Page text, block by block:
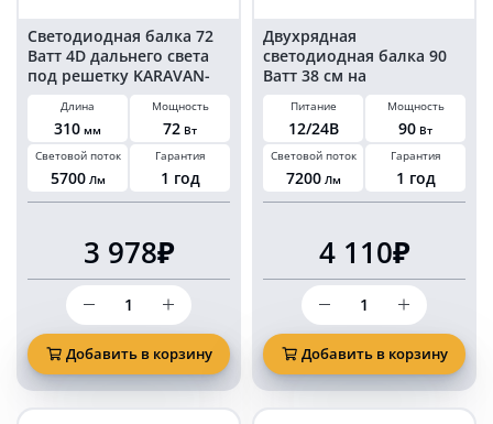
Светодиодная балка 72
Ватт 4D дальнего света
под решетку KARAVAN-
BL177572S
Длина
310 мм
Мощность
72 Вт
Световой поток
5700 Лм
Гарантия
1 год
3 978₽
Количество
товара
Светодиодная
балка
72
Ватт
4D
Добавить в корзину
Двухрядная
светодиодная балка 90
Ватт 38 см на
квадроцикл
комбинированного света
KARAVAN-BL121390C
Питание
12/24В
Мощность
90 Вт
Световой поток
7200 Лм
Гарантия
1 год
4 110₽
Количество
товара
Двухрядная
светодиодная
балка
90
Ватт
Добавить в корзину